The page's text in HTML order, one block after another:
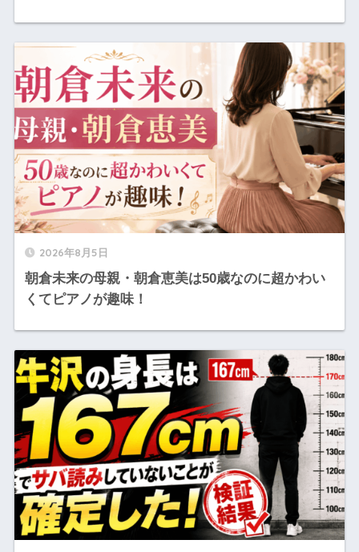
2026年8月5日
朝倉未来の母親・朝倉恵美は50歳なのに超かわい
くてピアノが趣味！